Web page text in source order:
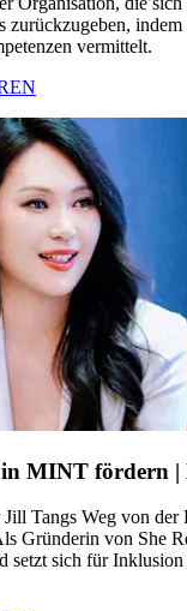
zurückzugeben, indem
vermittelt.
MINT fördern |
Tangs Weg von der
Gründerin von She
setzt sich für